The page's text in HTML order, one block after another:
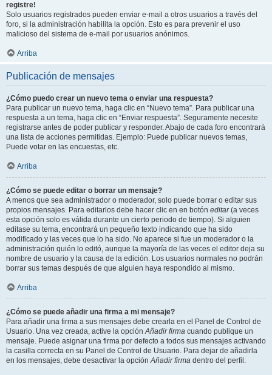
registre!
Solo usuarios registrados pueden enviar e-mail a otros usuarios a través del
foro, si la administración habilita la opción. Esto es para prevenir el uso
malicioso del sistema de e-mail por usuarios anónimos.
Arriba
Publicación de mensajes
¿Cómo puedo crear un nuevo tema o enviar una respuesta?
Para publicar un nuevo tema, haga clic en “Nuevo tema”. Para publicar una
respuesta a un tema, haga clic en “Enviar respuesta”. Seguramente necesite
registrarse antes de poder publicar y responder. Abajo de cada foro encontrará
una lista de acciones permitidas. Ejemplo: Puede publicar nuevos temas,
Puede votar en las encuestas, etc.
Arriba
¿Cómo se puede editar o borrar un mensaje?
A menos que sea administrador o moderador, solo puede borrar o editar sus
propios mensajes. Para editarlos debe hacer clic en en botón editar(a veces
esta opción solo es válida durante un cierto periodo de tiempo). Si alguien
editase su tema, encontrará un pequeño texto indicando que ha sido
modificado y las veces que lo ha sido. No aparece si fue un moderador o la
administración quién lo editó, aunque la mayoría de las veces el editor deja su
nombre de usuario y la causa de la edición. Los usuarios normales no podrán
borrar sus temas después de que alguien haya respondido al mismo.
Arriba
¿Cómo se puede añadir una firma a mi mensaje?
Para añadir una firma a sus mensajes debe crearla en el Panel de Control de
Usuario. Una vez creada, active la opciónAñadir firma cuando publique un
mensaje. Puede asignar una firma por defecto a todos sus mensajes activando
la casilla correcta en su Panel de Control de Usuario. Para dejar de añadirla
en los mensajes, debe desactivar la opciónAñadir firma dentro del perfil.